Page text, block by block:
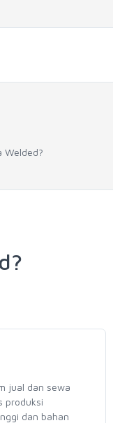
Welded?
jual dan sewa
produksi
dan bahan